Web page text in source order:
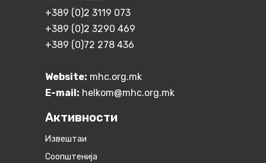
+389 (0)2 3119 073
+389 (0)2 3290 469
+389 (0)72 278 436
Website: mhc.org.mk
E-mail: helkom@mhc.org.mk
Активности
Извештаи
Соопштенија